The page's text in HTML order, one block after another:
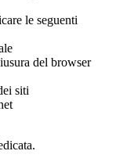
le seguenti
del browser
siti